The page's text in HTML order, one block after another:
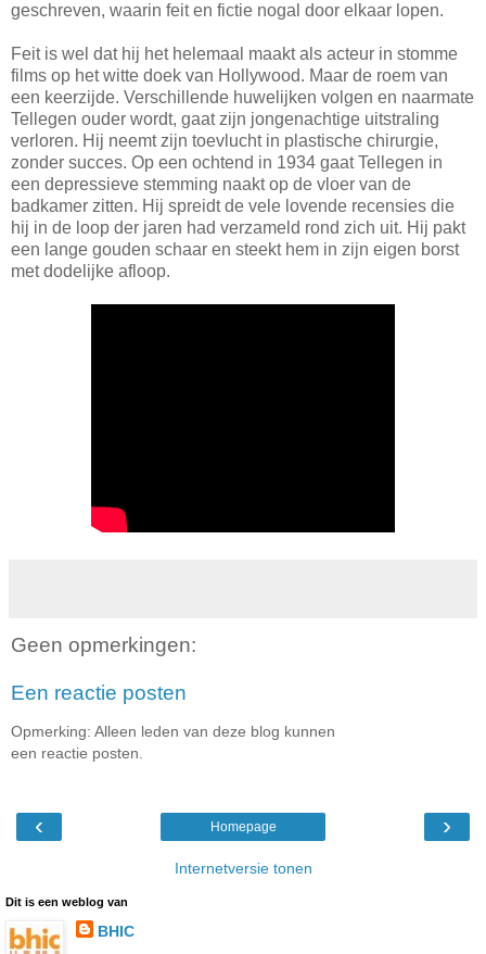
geschreven, waarin feit en fictie nogal door elkaar lopen.
Feit is wel dat hij het helemaal maakt als acteur in stomme
films op het witte doek van Hollywood. Maar de roem van
een keerzijde. Verschillende huwelijken volgen en naarmate
Tellegen ouder wordt, gaat zijn jongenachtige uitstraling
verloren. Hij neemt zijn toevlucht in plastische chirurgie,
zonder succes. Op een ochtend in 1934 gaat Tellegen in
een depressieve stemming naakt op de vloer van de
badkamer zitten. Hij spreidt de vele lovende recensies die
hij in de loop der jaren had verzameld rond zich uit. Hij pakt
een lange gouden schaar en steekt hem in zijn eigen borst
met dodelijke afloop.
Geen opmerkingen:
Een reactie posten
Opmerking: Alleen leden van deze blog kunnen
een reactie posten.
‹ ›
Homepage
Internetversie tonen
Dit is een weblog van
BHIC